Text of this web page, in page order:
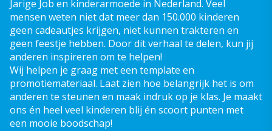
Jarige Job en kinderarmoede in Nederland. Veel
mensen weten niet dat meer dan 150.000 kinderen
geen cadeautjes krijgen, niet kunnen trakteren en
geen feestje hebben. Door dit verhaal te delen, kun jij
anderen inspireren om te helpen!
Wij helpen je graag met een template en
promotiemateriaal. Laat zien hoe belangrijk het is om
anderen te steunen en maak indruk op je klas. Je maakt
ons én heel veel kinderen blij én scoort punten met
een mooie boodschap!